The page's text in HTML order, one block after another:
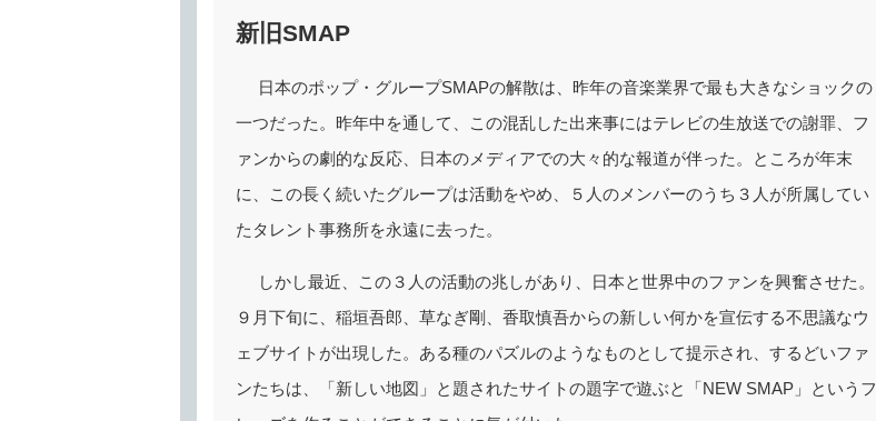
新旧SMAP
日本のポップ・グループSMAPの解散は、昨年の音楽業界で最も大きなショックの
一つだった。昨年中を通して、この混乱した出来事にはテレビの生放送での謝罪、フ
ァンからの劇的な反応、日本のメディアでの大々的な報道が伴った。ところが年末
に、この長く続いたグループは活動をやめ、５人のメンバーのうち３人が所属してい
たタレント事務所を永遠に去った。
しかし最近、この３人の活動の兆しがあり、日本と世界中のファンを興奮させた。
９月下旬に、稲垣吾郎、草なぎ剛、香取慎吾からの新しい何かを宣伝する不思議なウ
ェブサイトが出現した。ある種のパズルのようなものとして提示され、するどいファ
ンたちは、「新しい地図」と題されたサイトの題字で遊ぶと「NEW SMAP」というフ